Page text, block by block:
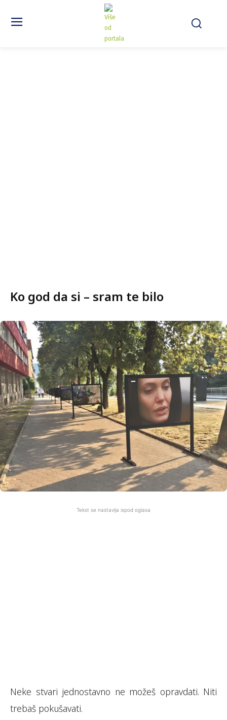
Ko god da si – sram te bilo
Tekst se nastavlja ispod oglasa
Neke stvari jednostavno ne možeš opravdati. Niti
trebaš pokušavati.